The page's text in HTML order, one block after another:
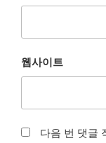
웹사이트
다음 번 댓글